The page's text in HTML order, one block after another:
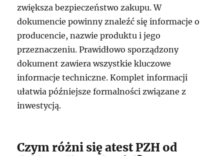
zwiększa bezpieczeństwo zakupu. W
dokumencie powinny znaleźć się informacje o
producencie, nazwie produktu i jego
przeznaczeniu. Prawidłowo sporządzony
dokument zawiera wszystkie kluczowe
informacje techniczne. Komplet informacji
ułatwia późniejsze formalności związane z
inwestycją.
Czym różni się atest PZH od